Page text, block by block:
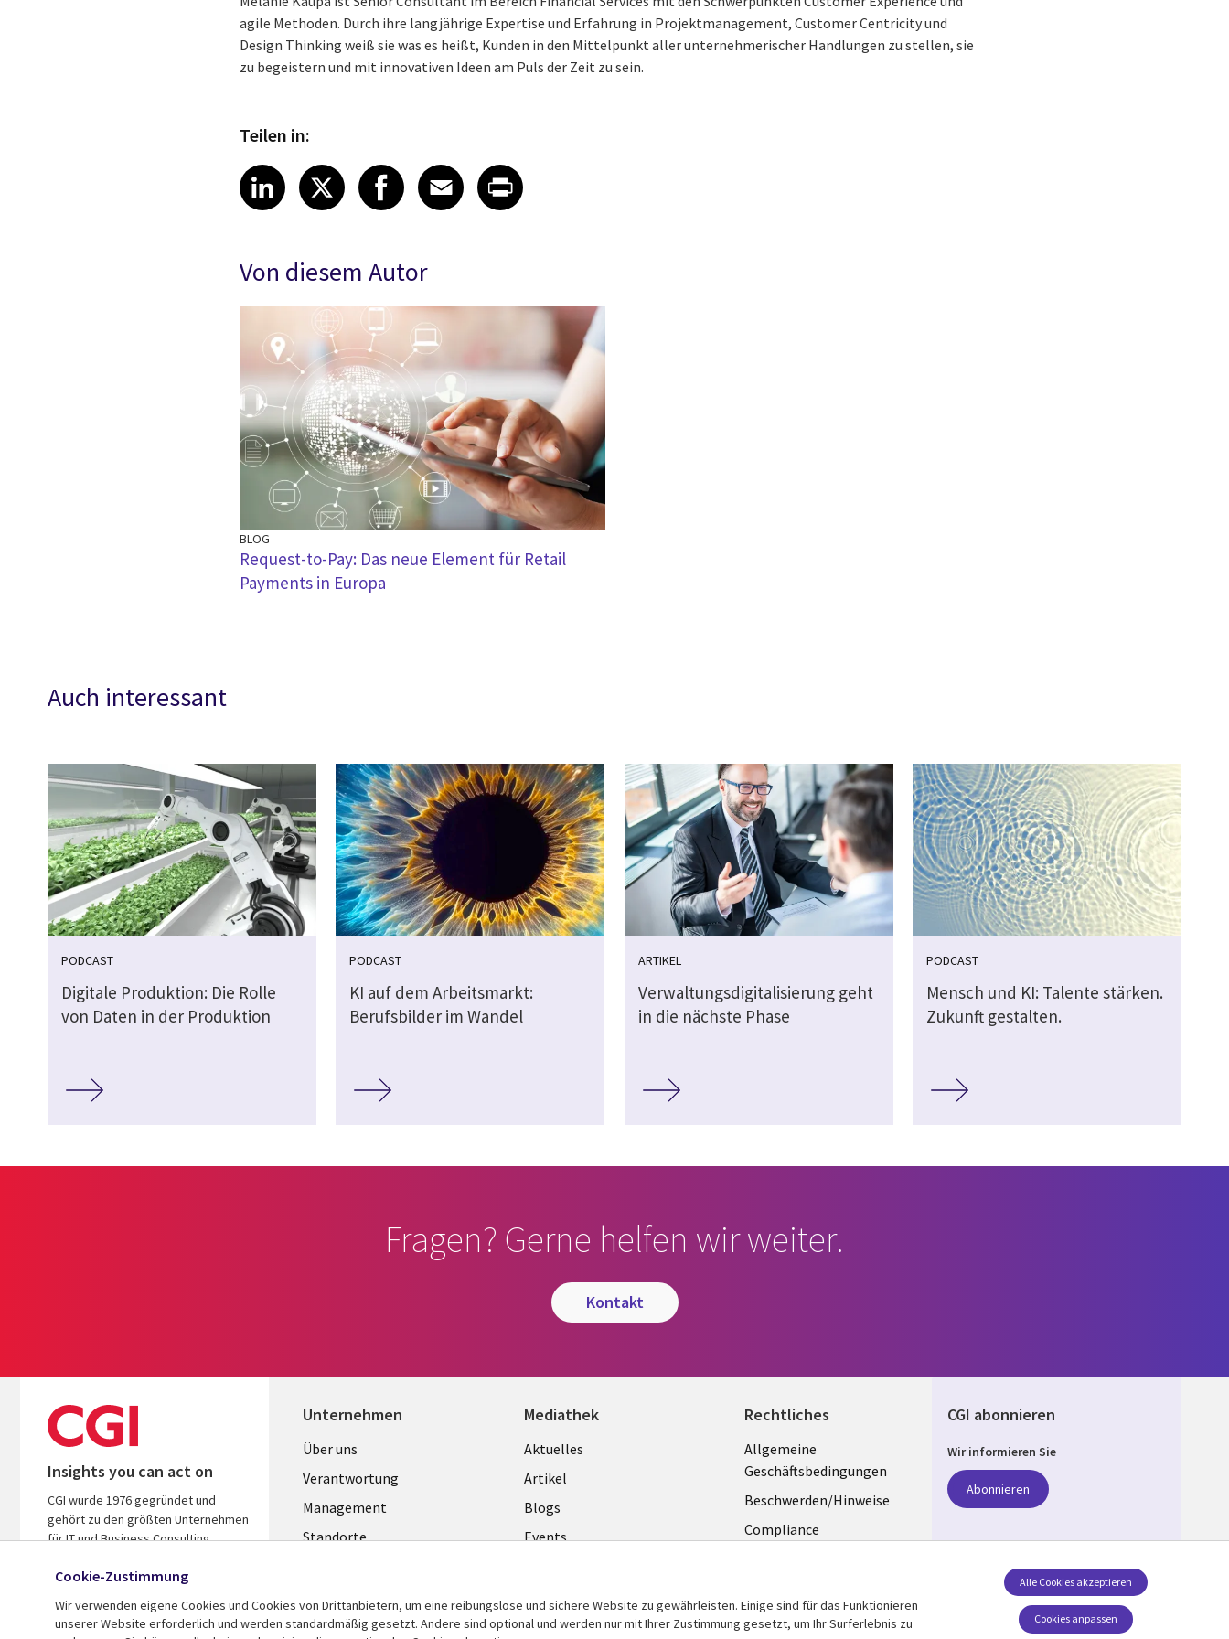
agile Methoden. Durch ihre langjährige Expertise und Erfahrung in Projektmanagement, Customer Centricity und
Design Thinking weiß sie was es heißt, Kunden in den Mittelpunkt aller unternehmerischer Handlungen zu stellen, sie
zu begeistern und mit innovativen Ideen am Puls der Zeit zu sein.
Teilen in:
Share article on LinkedIn
LinkedIn
Share article on X
XShare article on Facebook
Facebook
Share article on Email
Email
Share article on Print
Von diesem Autor
BLOG
Request-to-Pay: Das neue Element für Retail
Payments in Europa
Auch interessant
PODCAST
Digitale Produktion: Die Rolle
von Daten in der Produktion
PODCAST
KI auf dem Arbeitsmarkt:
Berufsbilder im Wandel
ARTIKEL
Verwaltungsdigitalisierung geht
in die nächste Phase
PODCAST
Mensch und KI: Talente stärken.
Zukunft gestalten.
Fragen? Gerne helfen wir weiter.
kontakt
Insights you can act on
CGI wurde 1976 gegründet und
gehört zu den größten Unternehmen
für IT und Business Consulting
handeln ergebnisorientiert und
Unternehmen
Useful
links
GERMANY
Über uns
Verantwortung
Management
Standorte
Mediathek
Library
Links
GERMANY
Aktuelles
Artikel
Blogs
Events
Standpunkt
Rechtliches
Legal
GERMANY
Allgemeine
Geschäftsbedingungen
Beschwerden/Hinweise
Compliance
Cookie-Einstellungen
CGI abonnieren
Wir informieren Sie
Abonnieren
Folgen Sie uns
Social Media GERMANY
Cookie-Zustimmung
Wir verwenden eigene Cookies und Cookies von Drittanbietern, um eine reibungslose und sichere Website zu gewährleisten. Einige sind für das Funktionieren
unserer Website erforderlich und werden standardmäßig gesetzt. Andere sind optional und werden nur mit Ihrer Zustimmung gesetzt, um Ihr Surferlebnis zu
Cookies anpassen
Alle Cookies akzeptieren